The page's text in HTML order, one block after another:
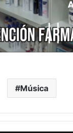
Música